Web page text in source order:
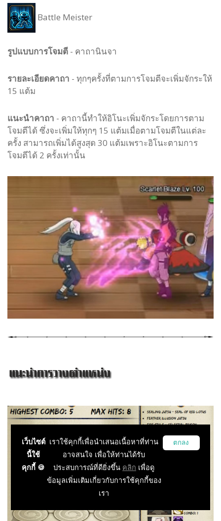
Battle Meister
รูปแบบการโจมตี - คาถานินจา
รายละเอียดคาถา - ทุกๆครั้งที่ตามการโจมตีจะเพิ่มจักระให้
15 แต้ม
แนะนำคาถา - คาถานี้ทำให้อิโนะเพิ่มจักระโดยการตาม
โจมตีได้ ซึ่งจะเพิ่มให้ทุกๆ 15 แต้มเมื่อตามโจมตีในแต่ละ
ครั้ง สามารถเพิ่มได้สูงสุด 30 แต้มเพราะอิโนะตามการ
โจมตีได้ 2 ครั้งเท่านั้น
เว็บไซต์
นี้ใช้
คุกกี้ 🍪
เราใช้คุกกี้เพื่อนำเสนอเนื้อหาที่ท่าน
อาจสนใจ เพื่อให้ท่านได้รับ
ประสบการณ์ที่ดียิ่งขึ้น คลิก เพื่อดู
ข้อมูลเพิ่มเติมเกี่ยวกับการใช้คุกกี้ของ
เรา
ตกลง